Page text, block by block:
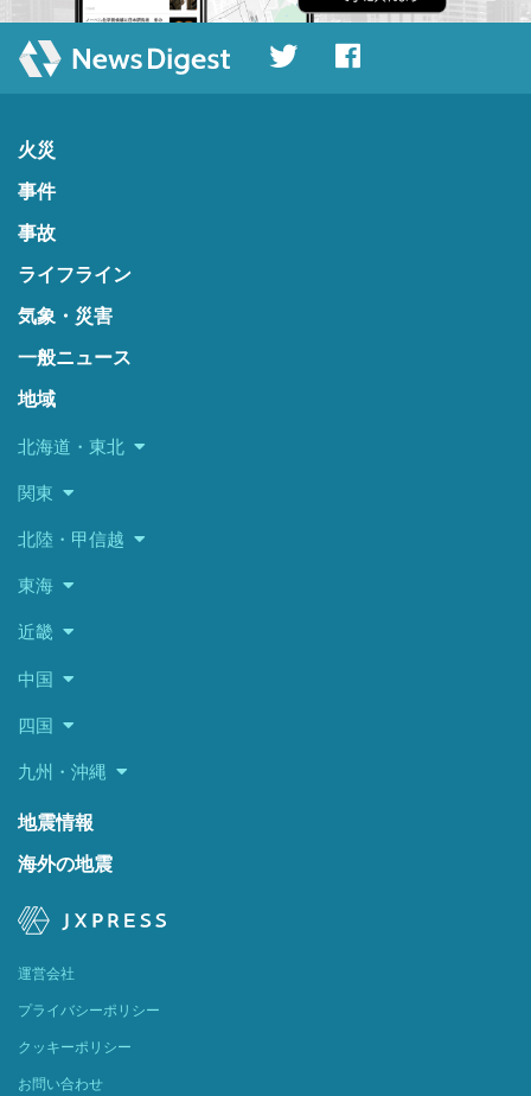
火災
事件
事故
ライフライン
気象・災害
一般ニュース
地域
北海道・東北
関東
北陸・甲信越
東海
近畿
中国
四国
九州・沖縄
地震情報
海外の地震
運営会社
プライバシーポリシー
クッキーポリシー
お問い合わせ